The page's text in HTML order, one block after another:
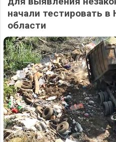
начали тестировать
области